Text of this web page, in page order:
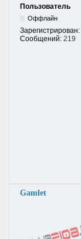
Пользователь
Оффлайн
Зарегистрирован:
Сообщений: 219
Gamlet